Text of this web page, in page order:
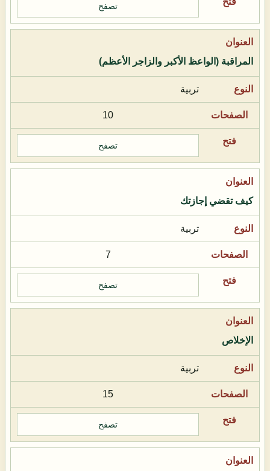
تصفح
المراقبة (الواعظ الأكبر والزاجر الأعظم)
تربية
10
تصفح
كيف تقضي إجازتك
تربية
7
تصفح
الإخلاص
تربية
15
تصفح